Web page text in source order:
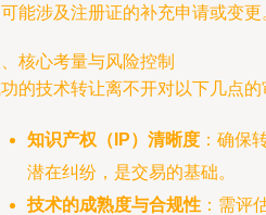
能涉及注册证的补充申请或变更
核心考量与风险控制
的技术转让离不开对以下几点的
知识产权（IP）清晰度 ：确保
潜在纠纷，是交易的基础。
技术的成熟度与合规性 ：需评